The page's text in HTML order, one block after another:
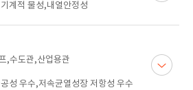
계적 물성,내열안정성
,수도관,산업용관
성 우수,저속균열성장 저항성 우수